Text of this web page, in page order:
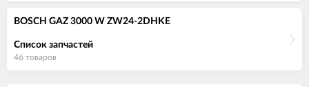
BOSCH GAZ 3000 W ZW24-2DHKE
Список запчастей
46 товаров